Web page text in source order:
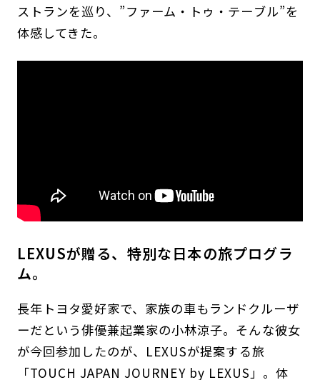
ストランを巡り、”ファーム・トゥ・テーブル”を
体感してきた。
LEXUSが贈る、特別な日本の旅プログラ
ム。
長年トヨタ愛好家で、家族の車もランドクルーザ
ーだという俳優兼起業家の小林涼子。そんな彼女
が今回参加したのが、LEXUSが提案する旅
「TOUCH JAPAN JOURNEY by LEXUS」。体